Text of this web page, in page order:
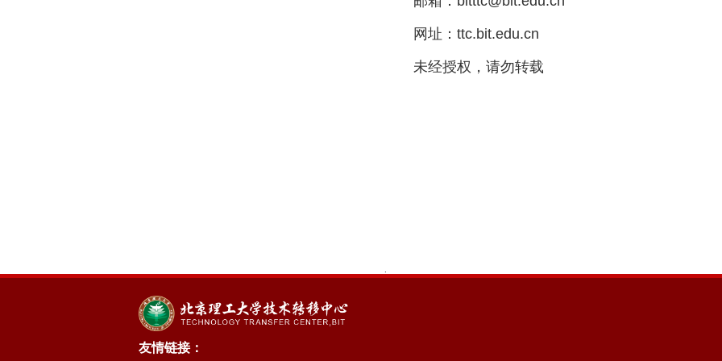
网址：ttc.bit.edu.cn
未经授权，请勿转载
友情链接：